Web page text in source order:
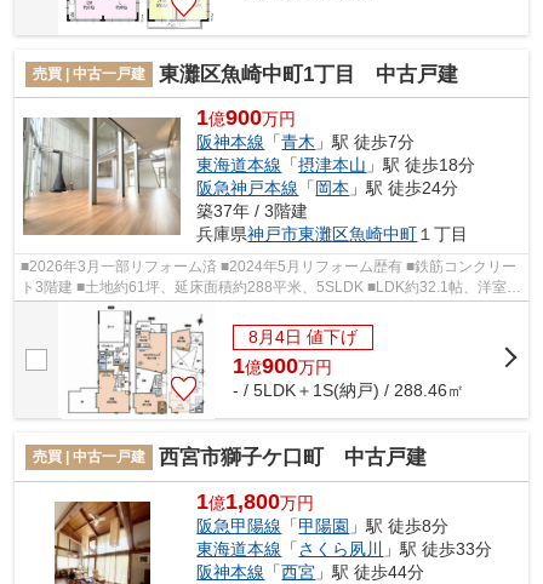
売買 | 中古一戸建 東灘区魚崎中町1丁目 中古戸建
1億900万円
阪神本線 「青木 」駅 徒歩7分
東海道本線 「摂津本山 」駅 徒歩18分
阪急神戸本線 「岡本 」駅 徒歩24分
築37年 / 3階建
兵庫県神戸市東灘区魚崎中町１丁目
■2026年3月一部リフォーム済 ■2024年5月リフォーム歴有 ■鉄筋コンクリー
ト3階建 ■土地約61坪、延床面積約288平米、5SLDK ■LDK約32.1帖、洋室
26.6帖 ■駐車スペース2台 ■３駅２沿線利用...
8月4日 値下げ
1億900万円
- / 5LDK＋1S(納戸) / 288.46㎡
売買 | 中古一戸建 西宮市獅子ケ口町 中古戸建
1億1,800万円
阪急甲陽線 「甲陽園 」駅 徒歩8分
東海道本線 「さくら夙川
」駅 徒歩33分
阪神本線 「西宮 」駅 徒歩44分